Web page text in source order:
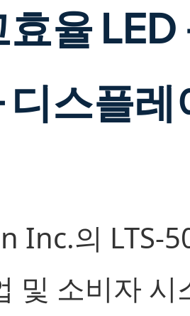
효율
디스플레
Inc.의 LTS-
및 소비자 시